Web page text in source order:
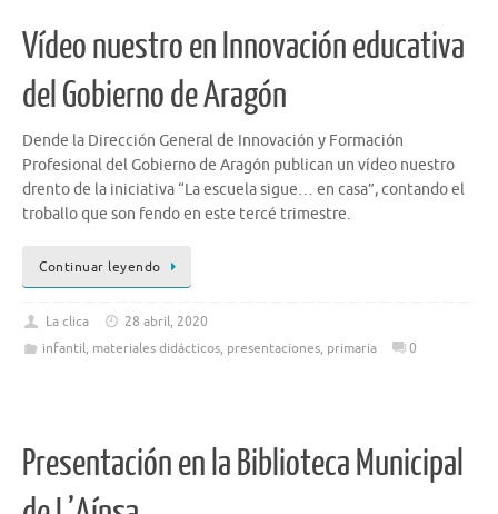
Vídeo nuestro en Innovación educativa
del Gobierno de Aragón
Dende la Dirección General de Innovación y Formación
Profesional del Gobierno de Aragón publican un vídeo nuestro
drento de la iniciativa “La escuela sigue… en casa”, contando el
troballo que son fendo en este tercé trimestre.
Continuar leyendo
La clica
28 abril, 2020
infantil, materiales didácticos, presentaciones, primaria 0
Presentación en la Biblioteca Municipal